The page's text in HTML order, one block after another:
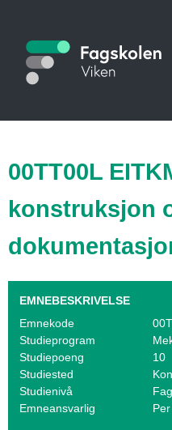
hovedinnhold
S
t
i
k
a
t
a
l
o
g
00TT00L
konstruksjon
EMNEBESKRIVELSE
Emnekode
Studieprogram
Studiepoeng
10
Studiested
Studienivå
Emneansvarlig